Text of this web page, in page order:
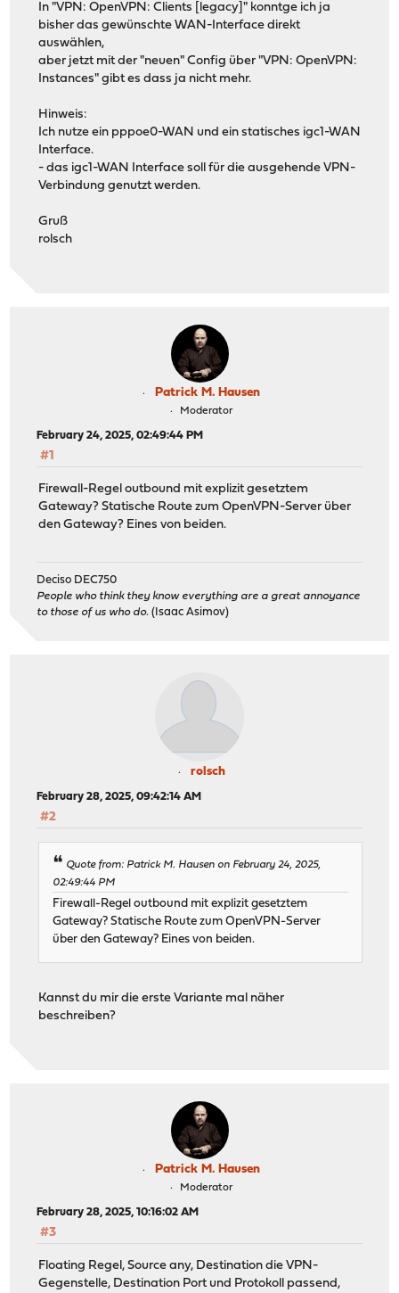
In "VPN: OpenVPN: Clients [legacy]" konntge ich ja
bisher das gewünschte WAN-Interface direkt
auswählen,
aber jetzt mit der "neuen" Config über "VPN: OpenVPN:
Instances" gibt es dass ja nicht mehr.
Hinweis:
Ich nutze ein pppoe0-WAN und ein statisches igc1-WAN
Interface.
- das igc1-WAN Interface soll für die ausgehende VPN-
Verbindung genutzt werden.
Gruß
rolsch
Patrick M. Hausen
Moderator
February 24, 2025, 02:49:44 PM
#1
Firewall-Regel outbound mit explizit gesetztem
Gateway? Statische Route zum OpenVPN-Server über
den Gateway? Eines von beiden.
Deciso DEC750
People who think they know everything are a great annoyance
to those of us who do. (Isaac Asimov)
rolsch
February 28, 2025, 09:42:14 AM
#2
Quote from: Patrick M. Hausen on February 24, 2025,
02:49:44 PM
Firewall-Regel outbound mit explizit gesetztem
Gateway? Statische Route zum OpenVPN-Server
über den Gateway? Eines von beiden.
Kannst du mir die erste Variante mal näher
beschreiben?
Patrick M. Hausen
Moderator
February 28, 2025, 10:16:02 AM
#3
Floating Regel, Source any, Destination die VPN-
Gegenstelle, Destination Port und Protokoll passend,